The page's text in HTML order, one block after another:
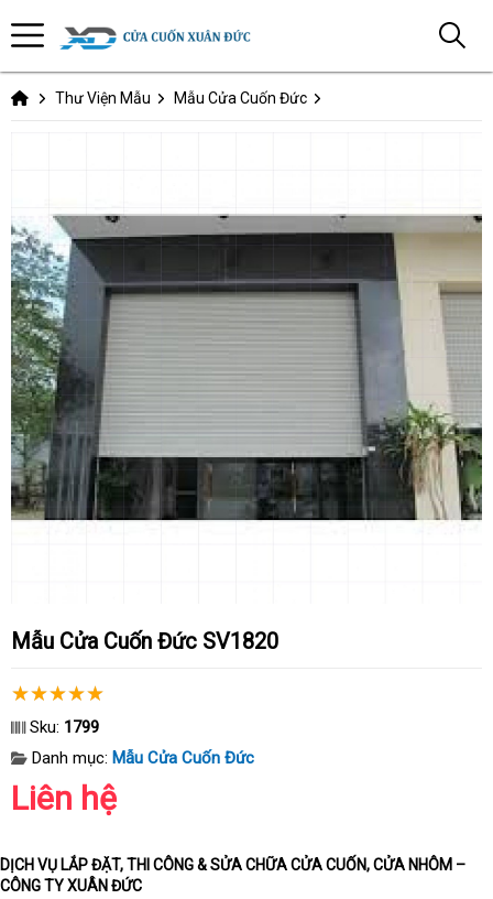
Thư Viện Mẫu Mẫu Cửa Cuốn Đức
Mẫu Cửa Cuốn Đức SV1820
Sku: 1799
Danh mục: Mẫu Cửa Cuốn Đức
Liên hệ
DỊCH VỤ LẮP ĐẶT, THI CÔNG & SỬA CHỮA CỬA CUỐN, CỬA NHÔM –
CÔNG TY XUÂN ĐỨC